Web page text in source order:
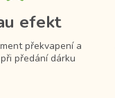
efekt
překvapení a
předání dárku